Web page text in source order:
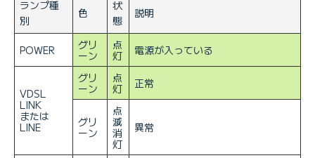
ランプ種
別
色
状
態
説明
POWER
グリ
ーン
点
灯
電源が入っている
VDSL
LINK
または
LINE
グリ
ーン
点
灯
正常
グリ
ーン
点
滅
消
灯
異常